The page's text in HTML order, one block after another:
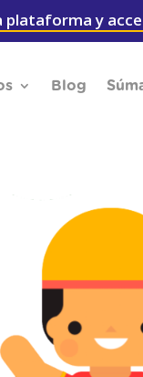
y
Blog